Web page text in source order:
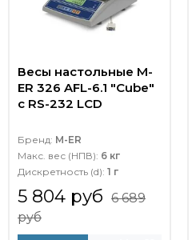
Весы настольные M-
ER 326 AFL-6.1 "Cube"
c RS-232 LCD
Бренд: M-ER
Макс. вес (НПВ): 6 кг
Дискретность (d): 1 г
5 804 руб 6 689
руб